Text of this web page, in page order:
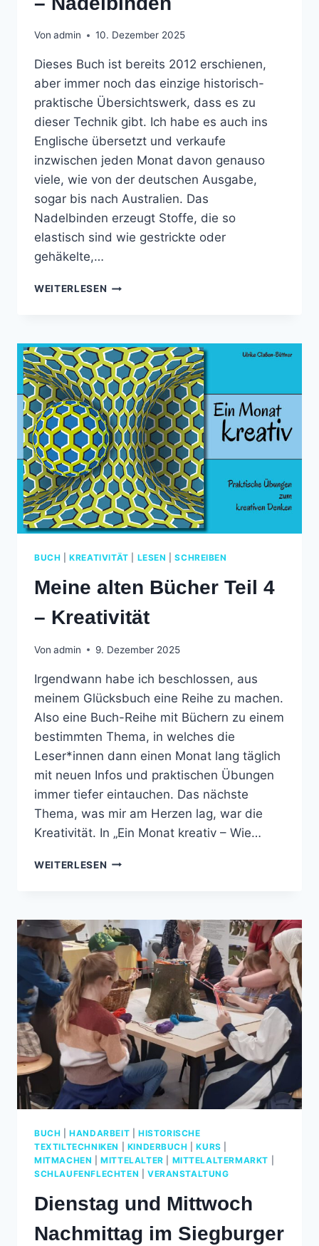
Von admin 10. Dezember 2025
Dieses Buch ist bereits 2012 erschienen,
aber immer noch das einzige historisch-
praktische Übersichtswerk, dass es zu
dieser Technik gibt. Ich habe es auch ins
Englische übersetzt und verkaufe
inzwischen jeden Monat davon genauso
viele, wie von der deutschen Ausgabe,
sogar bis nach Australien. Das
Nadelbinden erzeugt Stoffe, die so
elastisch sind wie gestrickte oder
gehäkelte,…
WEITERLESEN MEINE
5
–
NADELBINDEN
BUCH |KREATIVITÄT LESEN |SCHREIBEN
Meine alten Bücher Teil 4
– Kreativität
Von admin 9. Dezember 2025
Irgendwann habe ich beschlossen, aus
meinem Glücksbuch eine Reihe zu machen.
Also eine Buch-Reihe mit Büchern zu einem
bestimmten Thema, in welches die
Leser*innen dann einen Monat lang täglich
mit neuen Infos und praktischen Übungen
immer tiefer eintauchen. Das nächste
Thema, was mir am Herzen lag, war die
Kreativität. In „Ein Monat kreativ – Wie…
WEITERLESEN MEINE
4
–
KREATIVITÄT
BUCH |HANDARBEIT
HISTORISCHE
TEXTILTECHNIKEN
KINDERBUCH |KURS
MITMACHEN |MITTELALTER MITTELALTERMARKT
SCHLAUFENFLECHTEN
VERANSTALTUNG
Dienstag und Mittwoch
Nachmittag im Siegburger